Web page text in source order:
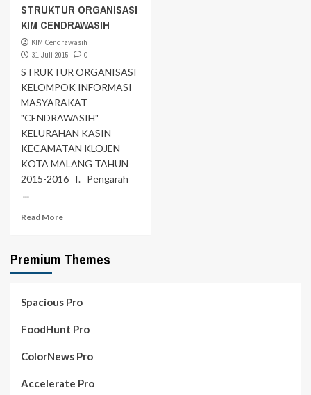
STRUKTUR ORGANISASI
KIM CENDRAWASIH
KIM Cendrawasih
31 Juli 2015
0
STRUKTUR ORGANISASI
KELOMPOK INFORMASI
MASYARAKAT
"CENDRAWASIH"
KELURAHAN KASIN
KECAMATAN KLOJEN
KOTA MALANG TAHUN
2015-2016 I. Pengarah
...
Read More
Premium Themes
Spacious Pro
FoodHunt Pro
ColorNews Pro
Accelerate Pro